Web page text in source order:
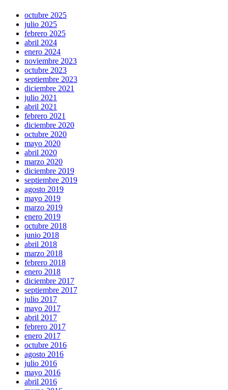
octubre 2025
julio 2025
febrero 2025
abril 2024
enero 2024
noviembre 2023
octubre 2023
septiembre 2023
diciembre 2021
julio 2021
abril 2021
febrero 2021
diciembre 2020
octubre 2020
mayo 2020
abril 2020
marzo 2020
diciembre 2019
septiembre 2019
agosto 2019
mayo 2019
marzo 2019
enero 2019
octubre 2018
junio 2018
abril 2018
marzo 2018
febrero 2018
enero 2018
diciembre 2017
septiembre 2017
julio 2017
mayo 2017
abril 2017
febrero 2017
enero 2017
octubre 2016
agosto 2016
julio 2016
mayo 2016
abril 2016